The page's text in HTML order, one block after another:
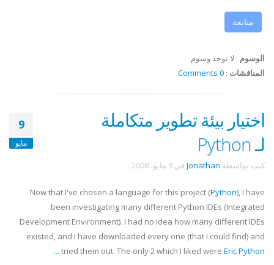
متابعة
الوسوم : لا توجد وسوم
المناقشات :
0 Comments
9
مايو
اختيار بيئة تطوير متكاملة
لـ Python
كتب بواسطة Jonathan في 9 مايو، 2008 .
Now that I've chosen a language for this project (Python), I have
been investigating many different Python IDEs (Integrated
Development Environment). I had no idea how many different IDEs
existed, and I have downloaded every one (that I could find) and
tried them out. The only 2 which I liked were Eric Python
...